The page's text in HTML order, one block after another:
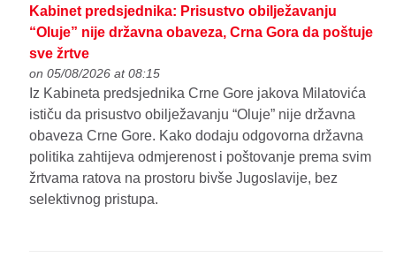
Kabinet predsjednika: Prisustvo obilježavanju
“Oluje” nije državna obaveza, Crna Gora da poštuje
sve žrtve
on 05/08/2026 at 08:15
Iz Kabineta predsjednika Crne Gore jakova Milatovića
ističu da prisustvo obilježavanju “Oluje” nije državna
obaveza Crne Gore. Kako dodaju odgovorna državna
politika zahtijeva odmjerenost i poštovanje prema svim
žrtvama ratova na prostoru bivše Jugoslavije, bez
selektivnog pristupa.